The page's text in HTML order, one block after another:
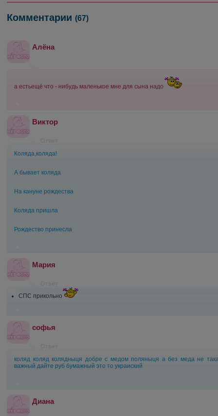
Комментарии (67)
Алёна
а естьещё что - нибудь маленькое мне для сына надо
Виктор
Коляда,коляда!
А бывает коляда
На кануне рождества
Коляда пришла
Рождество принесла
Мария
СПС прикольно
софья
коляд коляд колядныця добре с медом поляныця а без меда не
важный дайте руб бумажный это то украиский
Диана